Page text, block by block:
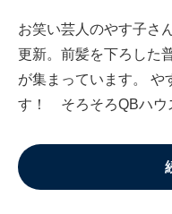
お笑い芸人のやす子さ
更新。前髪を下ろした
が集まっています。 や
す！ そろそろQBハウ